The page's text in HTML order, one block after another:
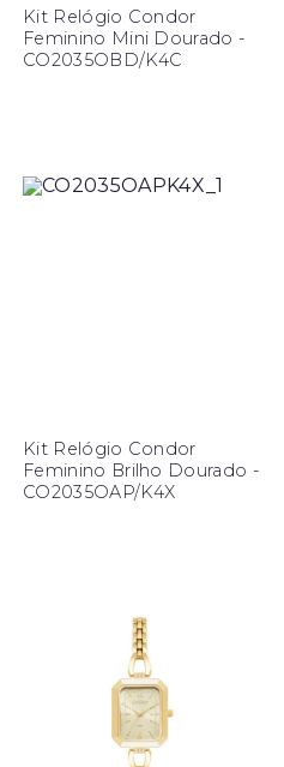
Kit Relógio Condor
Feminino Mini Dourado -
CO2035OBD/K4C
Kit Relógio Condor
Feminino Brilho Dourado -
CO2035OAP/K4X